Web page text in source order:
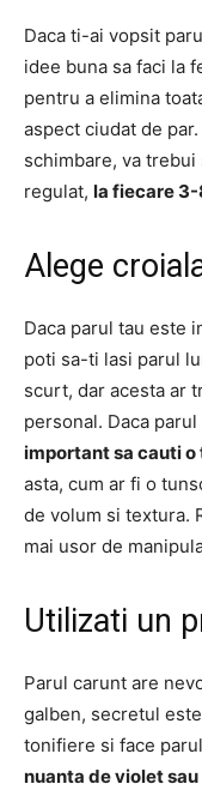
Daca ti-ai vopsit
idee buna sa faci la
pentru a elimina
aspect ciudat de par.
schimbare, va
regulat, la fiecare
Alege
Daca parul tau este
poti sa-ti lasi parul
scurt, dar acesta ar
personal. Daca
important sa cauti o
asta, cum ar fi o
de volum si textura.
mai usor de
Utilizati un
Parul carunt are
galben, secretul
tonifiere si face
nuanta de violet